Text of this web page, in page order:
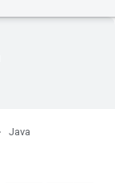
Java